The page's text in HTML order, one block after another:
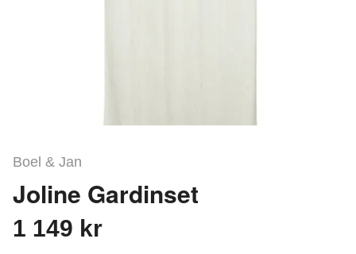
Boel & Jan
Joline Gardinset
1 149 kr